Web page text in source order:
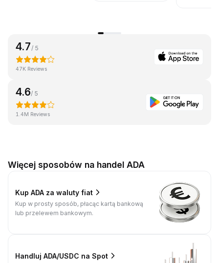
4.7/ 5
47K Reviews
4.6/ 5
1.4M Reviews
Więcej sposobów na handel ADA
Kup ADA za waluty fiat
Kup w prosty sposób, płacąc kartą bankową
lub przelewem bankowym.
Handluj ADA/USDC na Spot